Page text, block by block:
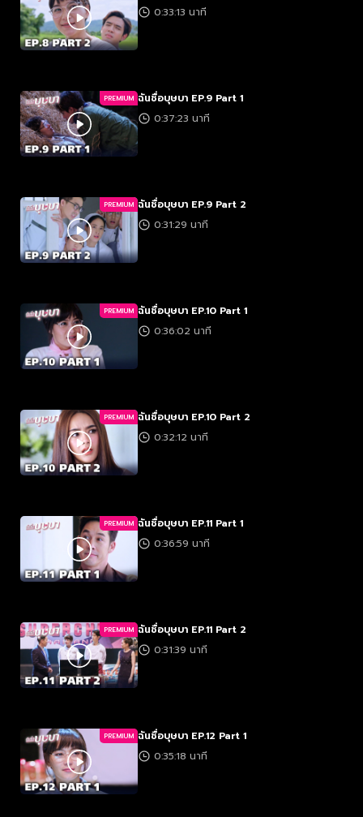
0:33:13 นาที
PREMIUM ฉันชื่อบุษบา EP.9 Part 1
0:37:23 นาที
PREMIUM ฉันชื่อบุษบา EP.9 Part 2
0:31:29 นาที
PREMIUM ฉันชื่อบุษบา EP.10 Part 1
0:36:02 นาที
PREMIUM ฉันชื่อบุษบา EP.10 Part 2
0:32:12 นาที
PREMIUM ฉันชื่อบุษบา EP.11 Part 1
0:36:59 นาที
PREMIUM ฉันชื่อบุษบา EP.11 Part 2
0:31:39 นาที
PREMIUM ฉันชื่อบุษบา EP.12 Part 1
0:35:18 นาที